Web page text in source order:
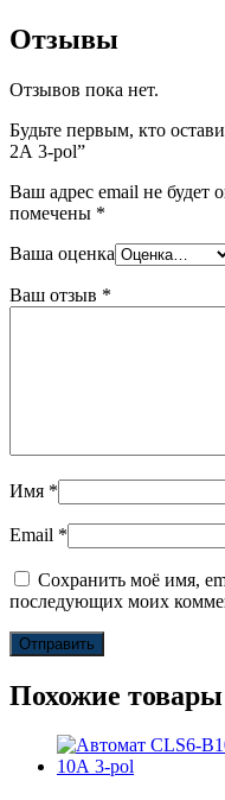
Отзывы
Отзывов пока нет.
Будьте первым, кто
2А 3-pol”
Ваш адрес email не будет
помечены *
Ваша оценка
Ваш отзыв *
Имя *
Email *
Сохранить моё имя,
последующих моих
Похожие товары